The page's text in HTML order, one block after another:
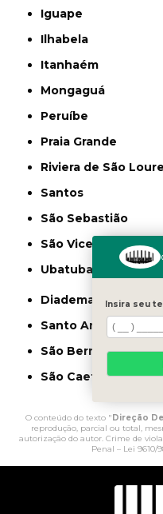
Iguape
Ilhabela
Itanhaém
Mongaguá
Peruíbe
Praia Grande
Riviera de São
Santos
São Sebastião
São Vicente
Ubatuba
Diadema
Santo André
São Bernardo do
São Caetano do Sul
O conteúdo do texto "Direção
reprodução, parcial ou total,
autorização do autor. Crime de
Penal – Lei 9610/
Insira seu